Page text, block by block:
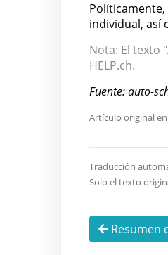
individual, así
Nota: El texto
HELP.ch.
Fuente: auto-
Artículo original
Traducción
Solo el texto
Resumen